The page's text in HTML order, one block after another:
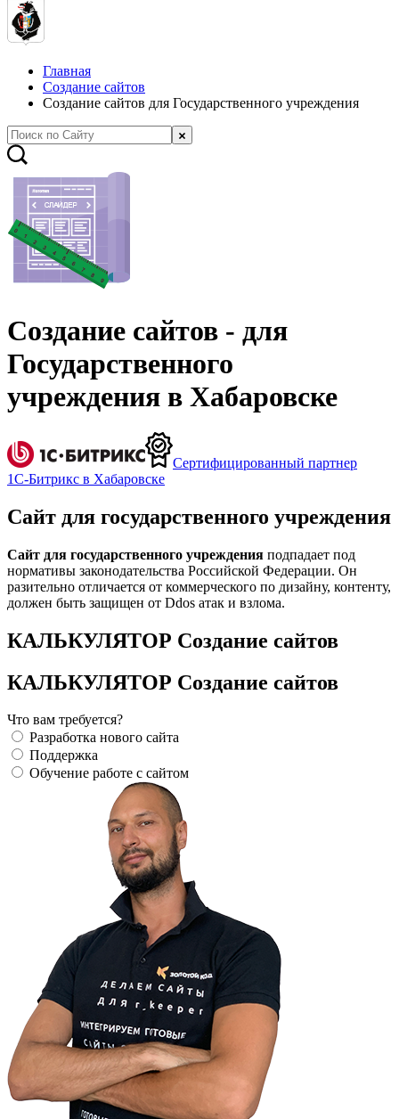
Главная
Создание сайтов
Создание сайтов для Государственного учреждения
Создание сайтов - для
Государственного
учреждения в Хабаровске
Сертифицированный партнер
1С-Битрикс в Хабаровске
Сайт для государственного учреждения
Сайт для государственного учреждения подпадает под
нормативы законодательства Российской Федерации. Он
разительно отличается от коммерческого по дизайну, контенту,
должен быть защищен от Ddos атак и взлома.
КАЛЬКУЛЯТОР Создание сайтов
КАЛЬКУЛЯТОР Создание сайтов
Что вам требуется?
Разработка нового сайта
Поддержка
Обучение работе с сайтом